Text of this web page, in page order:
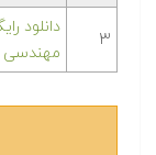
۳
دانلود
مهندسی